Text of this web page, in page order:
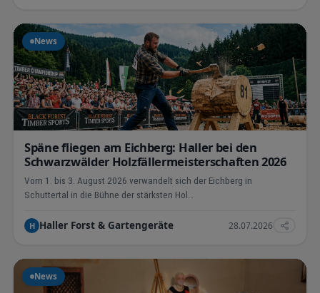
News
Späne fliegen am Eichberg: Haller bei den
Schwarzwälder Holzfällermeisterschaften 2026
Vom 1. bis 3. August 2026 verwandelt sich der Eichberg in
Schuttertal in die Bühne der stärksten Hol…
H Haller Forst & Gartengeräte 28.07.2026
News